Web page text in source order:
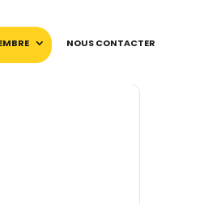
NOUS CONTACTER